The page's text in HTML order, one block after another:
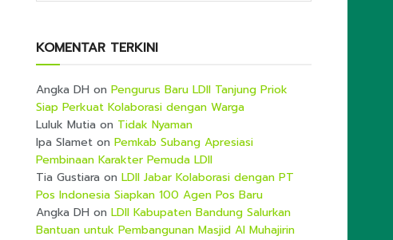
KOMENTAR TERKINI
Angka DH on Pengurus Baru LDII Tanjung Priok
Siap Perkuat Kolaborasi dengan Warga
Luluk Mutia on Tidak Nyaman
Ipa Slamet on Pemkab Subang Apresiasi
Pembinaan Karakter Pemuda LDII
Tia Gustiara on LDII Jabar Kolaborasi dengan PT
Pos Indonesia Siapkan 100 Agen Pos Baru
Angka DH on LDII Kabupaten Bandung Salurkan
Bantuan untuk Pembangunan Masjid Al Muhajirin